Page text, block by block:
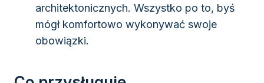
architektonicznych. Wszystko po to, byś
mógł komfortowo wykonywać swoje
obowiązki.